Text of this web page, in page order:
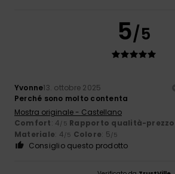
5/5
Yvonne13. ottobre 2025
Perché sono molto contenta
Mostra originale - Castellano
Comfort: 4/5 Rapporto qualità-prezzo
Materiale: 4/5 Colore: 5/5
Consiglio questo prodotto